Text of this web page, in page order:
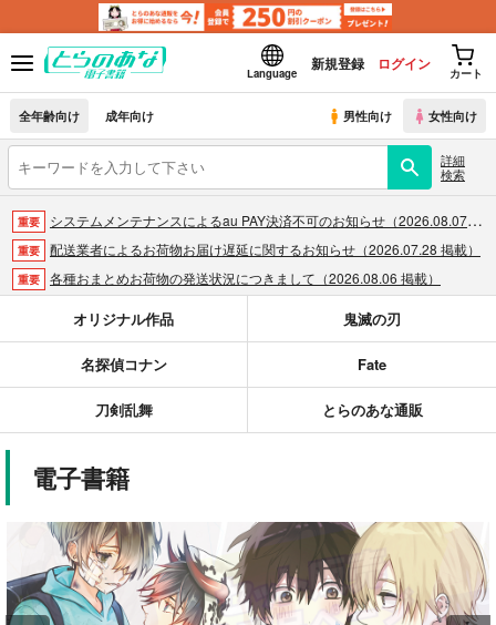
Language
新規登録 ログイン
カート
全年齢向け 成年向け 男性向け 女性向け
詳細
検索
重要 システムメンテナンスによるau PAY決済不可のお知らせ（2026.08.07 掲載）
重要 配送業者によるお荷物お届け遅延に関するお知らせ（2026.07.28 掲載）
重要 各種おまとめお荷物の発送状況につきまして（2026.08.06 掲載）
おまとめサイクル「定期便(月2)」一般会員様の利用再開のお知らせ（2026.02.05 掲載）
重要 「とらのあな×駿河屋日本橋乙女同人誌館」通販店頭受取サービス開始のお知らせ（2026.01.05 更新｜2025.12.30 掲載）
【2025/12/1より】「通販ポイント⇒とらコイン変換キャンペーン」終了のお知らせ（2025.11.21 掲載）
重要 ポイント付与・管理体制改定のお知らせ（2024.11.20 掲載）
オリジナル作品 鬼滅の刃
名探偵コナン Fate
刀剣乱舞 とらのあな通販
電子書籍